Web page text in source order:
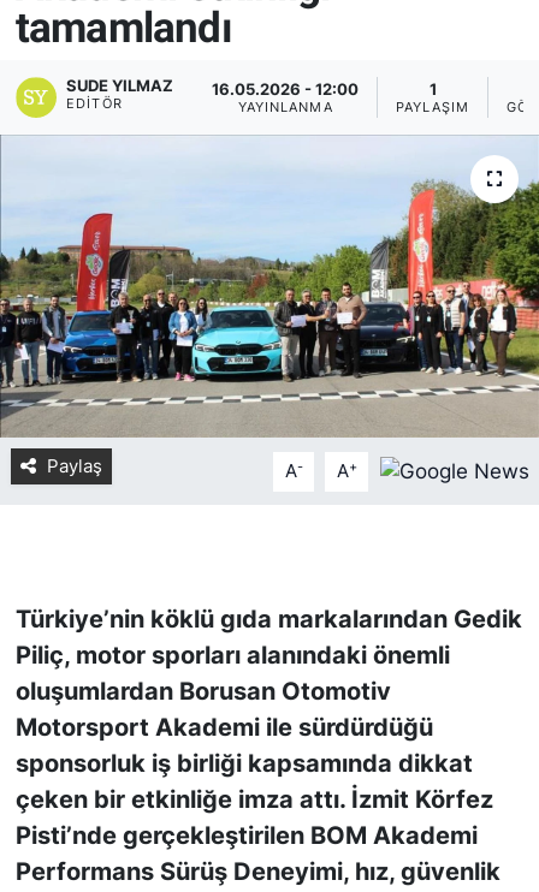
tamamlandı
SUDE YILMAZ
EDITÖR
16.05.2026 - 12:00
YAYINLANMA
1
PAYLAŞIM
Paylaş A- A+
Türkiye’nin köklü gıda markalarından Gedik
Piliç, motor sporları alanındaki önemli
oluşumlardan Borusan Otomotiv
Motorsport Akademi ile sürdürdüğü
sponsorluk iş birliği kapsamında dikkat
çeken bir etkinliğe imza attı. İzmit Körfez
Pisti’nde gerçekleştirilen BOM Akademi
Performans Sürüş Deneyimi, hız, güvenlik
Yurt Dışı Fuarlar
Teknoloji
KÜLTÜR SANAT
ŞİRKET HABERLERİ
FUAR HABERLERİ
FUAR TAKVİMİ
Amerika Fuarları
FUAR RAPORU
FESTİVAL HABERLERİ
KONGRE TAKVİMİ
RÖPORTAJLAR
BİYOGRAFİLER